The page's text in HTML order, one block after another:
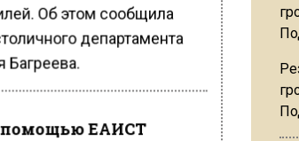
Об этом сообщила
департамента
помощью ЕАИСТ